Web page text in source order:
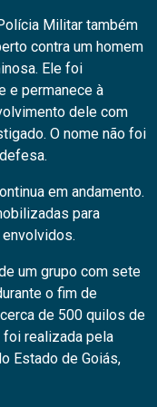
Militar também
contra um homem
Ele foi
e permanece à
dele com
O nome não foi
em andamento.
para
um grupo com sete
o fim de
de 500 quilos de
realizada pela
Estado de Goiás,